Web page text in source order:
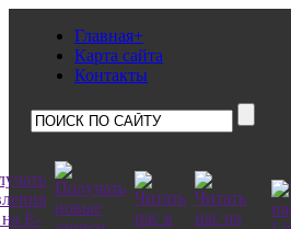
Главная+
Карта сайта
Контакты